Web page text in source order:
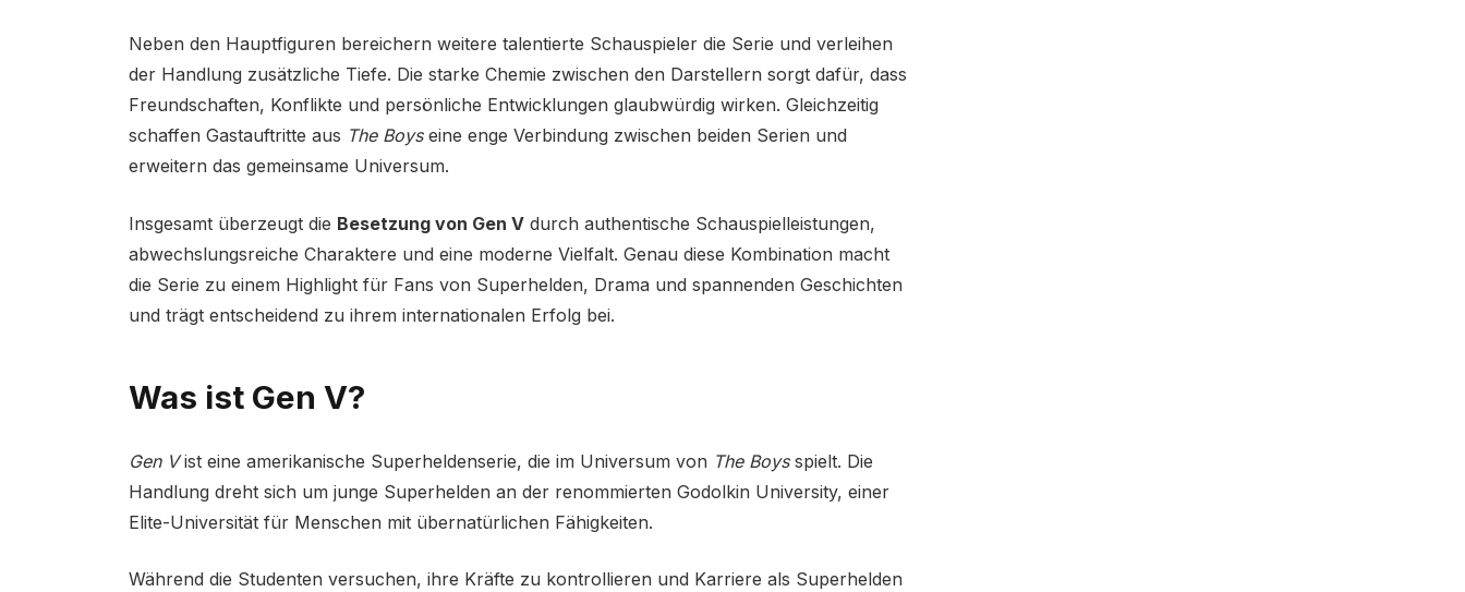
Neben den Hauptfiguren bereichern weitere talentierte Schauspieler die Serie und verleihen
der Handlung zusätzliche Tiefe. Die starke Chemie zwischen den Darstellern sorgt dafür, dass
Freundschaften, Konflikte und persönliche Entwicklungen glaubwürdig wirken. Gleichzeitig
schaffen Gastauftritte aus The Boyseine enge Verbindung zwischen beiden Serien und
erweitern das gemeinsame Universum.
Insgesamt überzeugt die Besetzung von Gen Vdurch authentische Schauspielleistungen,
abwechslungsreiche Charaktere und eine moderne Vielfalt. Genau diese Kombination macht
die Serie zu einem Highlight für Fans von Superhelden, Drama und spannenden Geschichten
und trägt entscheidend zu ihrem internationalen Erfolg bei.
Was ist Gen V?
Gen Vist eine amerikanische Superheldenserie, die im Universum von The Boysspielt. Die
Handlung dreht sich um junge Superhelden an der renommierten Godolkin University, einer
Elite-Universität für Menschen mit übernatürlichen Fähigkeiten.
Während die Studenten versuchen, ihre Kräfte zu kontrollieren und Karriere als Superhelden